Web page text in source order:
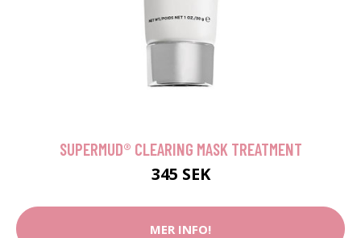
SUPERMUD® CLEARING MASK TREATMENT
345 SEK
MER INFO!